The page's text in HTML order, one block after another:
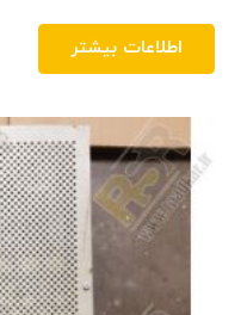
اطلاعات بیشتر